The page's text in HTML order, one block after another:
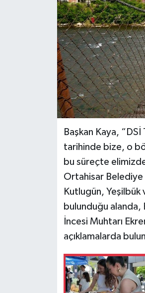
Başkan Kaya,
tarihinde bize, o
bu süreçte
Ortahisar Belediye
Kutlugün,
bulunduğu alanda,
İncesi Muhtarı
açıklamalarda